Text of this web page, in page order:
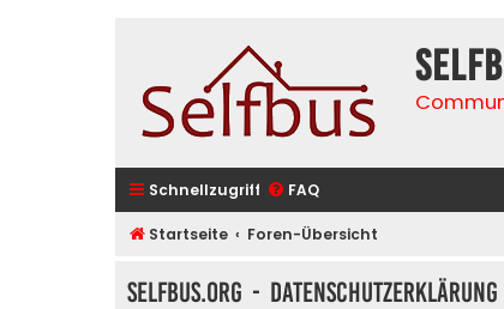
Schnellzugriff FAQ
Startseite Foren-Übersicht
selfbus.org - Datenschutzerklärung